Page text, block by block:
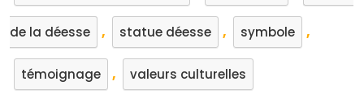
de la déesse , statue déesse , symbole ,
témoignage , valeurs culturelles